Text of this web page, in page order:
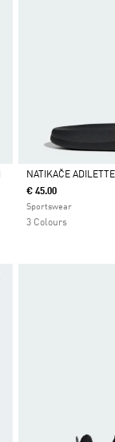
Da
NATIKAČE
€ 45.00
Sportswear
3 Colours